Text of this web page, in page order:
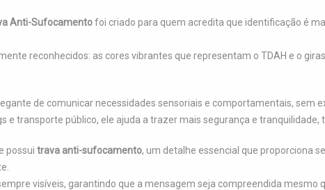
Anti-Sufocamentofoi criado para quem acredita que identificação é
reconhecidos: as cores vibrantes que representam o TDAH e o
de comunicar necessidades sensoriais e comportamentais, sem
e transporte público, ele ajuda a trazer mais segurança e
possui trava anti-sufocamento, um detalhe essencial que proporciona
visíveis, garantindo que a mensagem seja compreendida mesmo